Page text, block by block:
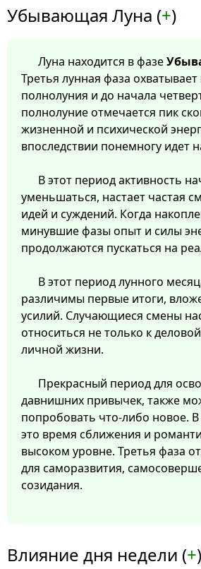
Убывающая Луна (+)
Луна находится в фазе
Третья лунная фаза
полнолуния и до начала
полнолуние отмечается пик
жизненной и психической
впоследствии понемногу идет
В этот период активность
уменьшаться, настает частая
идей и суждений. Когда
минувшие фазы опыт и силы
продолжаются пускаться на
В этот период лунного
различимы первые итоги,
усилий. Случающиеся смены
относиться не только к
личной жизни.
Прекрасный период для
давнишних привычек, также
попробовать что-либо новое.
это время сближения и
высоком уровне. Третья фаза
для саморазвития,
созидания.
Влияние дня недели (+)